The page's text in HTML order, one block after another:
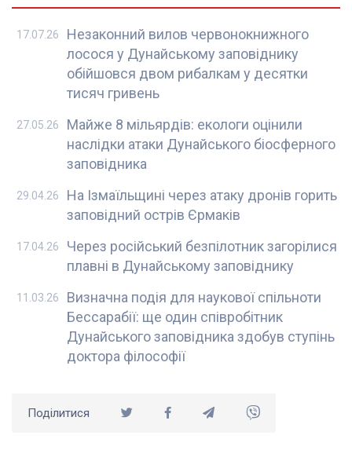
Незаконний вилов червонокнижного
лосося у Дунайському заповіднику
обійшовся двом рибалкам у десятки
тисяч гривень
17.07.26
Майже 8 мільярдів: екологи оцінили
наслідки атаки Дунайського біосферного
заповідника
27.05.26
На Ізмаїльщині через атаку дронів горить
заповідний острів Єрмаків
29.04.26
Через російський безпілотник загорілися
плавні в Дунайському заповіднику
17.04.26
Визначна подія для наукової спільноти
Бессарабії: ще один співробітник
Дунайського заповідника здобув ступінь
доктора філософії
11.03.26
Поділитися